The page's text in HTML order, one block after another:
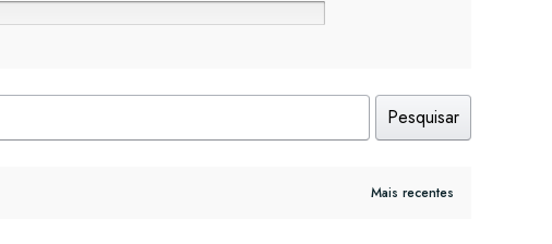
Pesquisar